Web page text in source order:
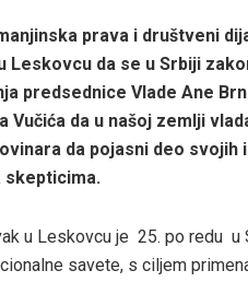
prava i društveni
Leskovcu da se u Srbiji
predsednice Vlade Ane
Vučića da u našoj zemlji
da pojasni deo svojih
skepticima.
u Leskovcu je 25. po redu u
savete, s ciljem